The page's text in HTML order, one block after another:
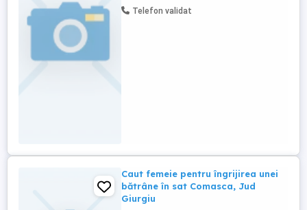
Telefon validat
Caut femeie pentru îngrijirea unei
bătrâne în sat Comasca, Jud
Giurgiu